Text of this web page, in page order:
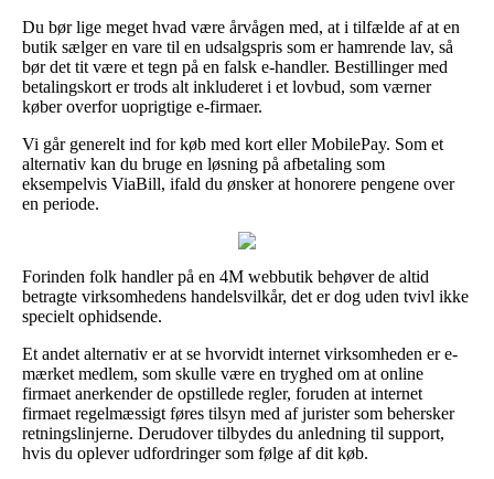
Du bør lige meget hvad være årvågen med, at i tilfælde af at en
butik sælger en vare til en udsalgspris som er hamrende lav, så
bør det tit være et tegn på en falsk e-handler. Bestillinger med
betalingskort er trods alt inkluderet i et lovbud, som værner
køber overfor uoprigtige e-firmaer.
Vi går generelt ind for køb med kort eller MobilePay. Som et
alternativ kan du bruge en løsning på afbetaling som
eksempelvis ViaBill, ifald du ønsker at honorere pengene over
en periode.
Forinden folk handler på en 4M webbutik behøver de altid
betragte virksomhedens handelsvilkår, det er dog uden tvivl ikke
specielt ophidsende.
Et andet alternativ er at se hvorvidt internet virksomheden er e-
mærket medlem, som skulle være en tryghed om at online
firmaet anerkender de opstillede regler, foruden at internet
firmaet regelmæssigt føres tilsyn med af jurister som behersker
retningslinjerne. Derudover tilbydes du anledning til support,
hvis du oplever udfordringer som følge af dit køb.